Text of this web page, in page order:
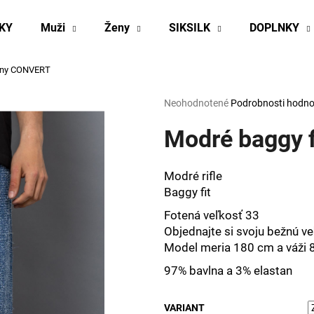
Muži Ženy SIKSILK DOPLNKY
CONVERT
Priemerné
produktu
je
5
hviezdičiek.
Neohodnotené Podrobnosti
Modré baggy
Modré rifle
Baggy fit
Fotená veľkosť 33
Objednajte si svoju bežnú
Model meria 180 cm a váži
97% bavlna a 3% elastan
VARIANT
Čo potrebujete nájsť?
HĽADAŤ